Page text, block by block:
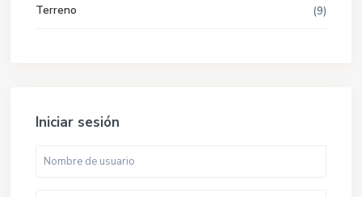
Terreno (9)
Iniciar sesión